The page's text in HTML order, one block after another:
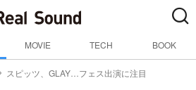
MOVIE TECH BOOK
スピッツ、GLAY…フェス出演に注目